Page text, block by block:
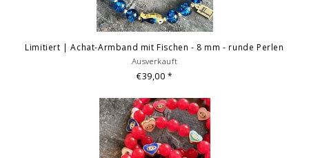
Limitiert | Achat-Armband mit Fischen - 8 mm - runde Perlen
Ausverkauft
€39,00*